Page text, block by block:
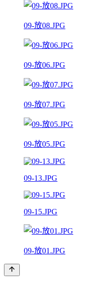
09-放08.JPG
09-放06.JPG
09-放07.JPG
09-放05.JPG
09-13.JPG
09-15.JPG
09-放01.JPG